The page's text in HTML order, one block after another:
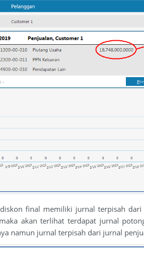
final memiliki jurnal terpisah
akan terlihat terdapat jurnal
namun jurnal terpisah dari jurnal